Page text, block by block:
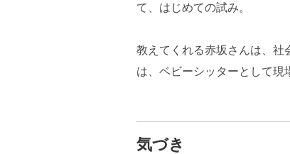
て、はじめての試み。
教えてくれる赤坂さんは、社
は、ベビーシッターとして現
気づき